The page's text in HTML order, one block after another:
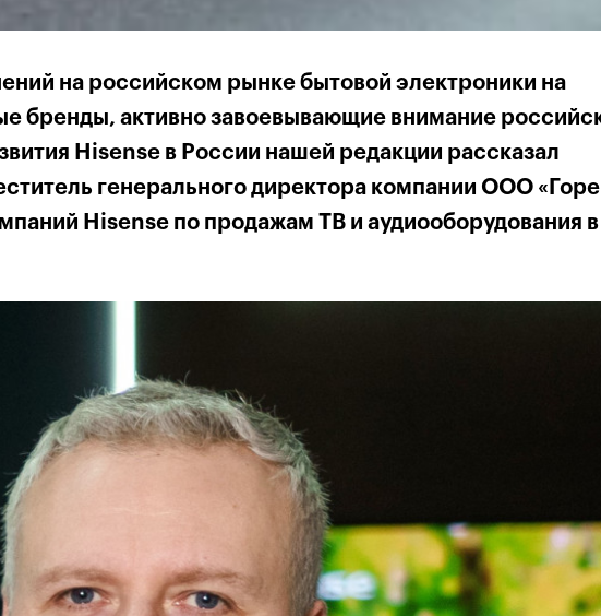
на российском рынке бытовой электроники на
бренды, активно завоевывающие внимание
Hisense в России нашей редакции рассказал
генерального директора компании ООО
Hisense по продажам ТВ и аудиооборудования в